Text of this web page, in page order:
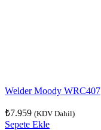
Welder Moody WRC407
₺7.959 (KDV Dahil)
Sepete Ekle